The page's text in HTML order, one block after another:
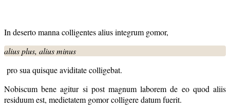
In deserto manna colligentes alius integrum gomor,
alius plus, alius minus
pro sua quisque aviditate colligebat.
Nobiscum bene agitur si post magnum laborem de eo quod aliis
residuum est, medietatem gomor colligere datum fuerit.